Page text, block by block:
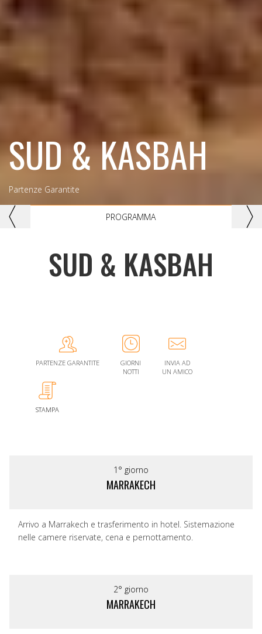
SUD & KASBAH
Partenze Garantite
PROGRAMMA
SUD & KASBAH
PARTENZE GARANTITE
GIORNI
NOTTI
INVIA AD
UN AMICO
STAMPA
1° giorno
MARRAKECH
Arrivo a Marrakech e trasferimento in hotel. Sistemazione
nelle camere riservate, cena e pernottamento.
2° giorno
MARRAKECH